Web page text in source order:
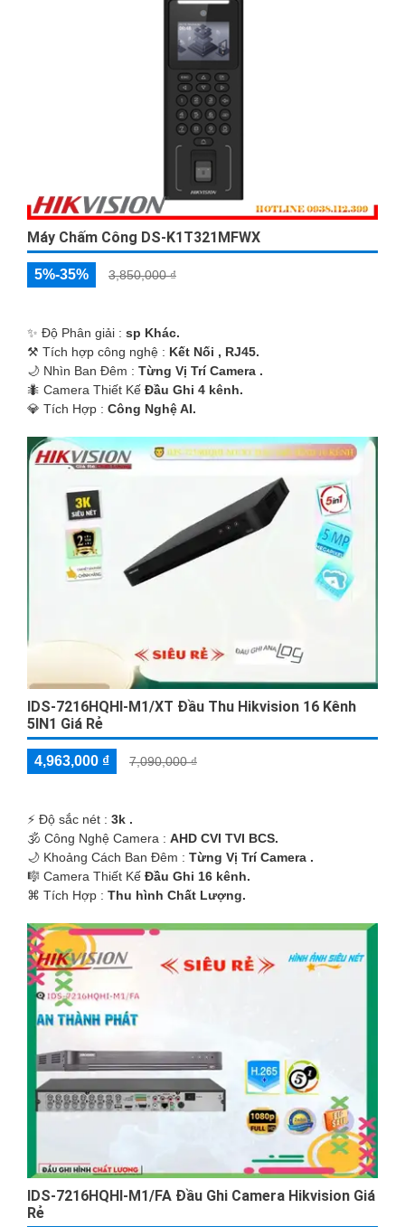
Máy Chấm Công DS-K1T321MFWX
5%-35% 3,850,000 ₫
✨ Độ Phân giải : sp Khác.
⚒ Tích hợp công nghệ : Kết Nối , RJ45.
🌙 Nhìn Ban Đêm : Từng Vị Trí Camera .
🐜 Camera Thiết Kế Đầu Ghi 4 kênh.
️💎 Tích Hợp : Công Nghệ AI.
IDS-7216HQHI-M1/XT Đầu Thu Hikvision 16 Kênh
5IN1 Giá Rẻ
4,963,000 ₫ 7,090,000 ₫
️⚡ Độ sắc nét : 3k .
🕉️ Công Nghệ Camera : AHD CVI TVI BCS.
🌙 Khoảng Cách Ban Đêm : Từng Vị Trí Camera .
🎼️ Camera Thiết Kế Đầu Ghi 16 kênh.
️⌘ Tích Hợp : Thu hình Chất Lượng.
IDS-7216HQHI-M1/FA Đầu Ghi Camera Hikvision Giá
Rẻ